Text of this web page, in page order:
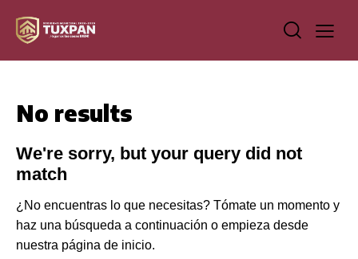
No results
We're sorry, but your query did not
match
¿No encuentras lo que necesitas? Tómate un momento y
haz una búsqueda a continuación o empieza desde
nuestra página de inicio.